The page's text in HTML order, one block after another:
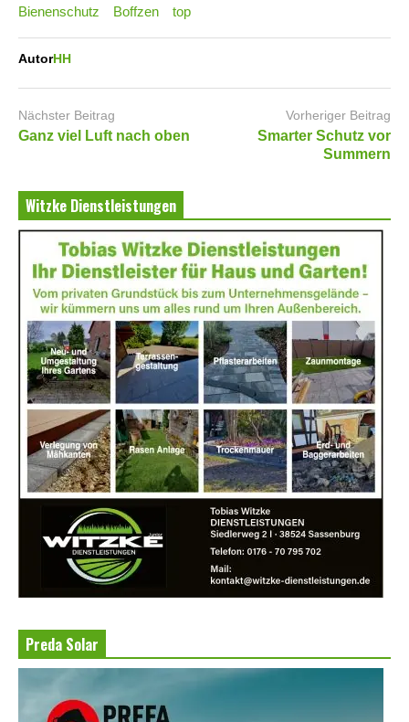
Bienenschutz Boffzen top
AutorHH
Nächster Beitrag
Ganz viel Luft nach oben
Vorheriger Beitrag
Smarter Schutz vor
Summern
Witzke Dienstleistungen
Preda Solar